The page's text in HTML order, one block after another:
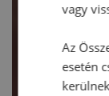
vagy
Az
esetén